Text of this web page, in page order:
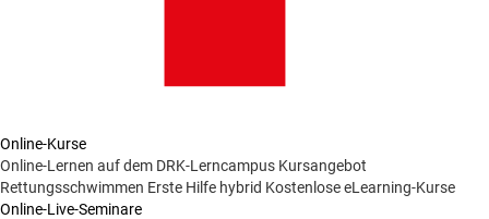
Online-Kurse
Online-Lernen auf dem DRK-Lerncampus Kursangebot
Rettungsschwimmen Erste Hilfe hybrid Kostenlose eLearning-Kurse
Online-Live-Seminare